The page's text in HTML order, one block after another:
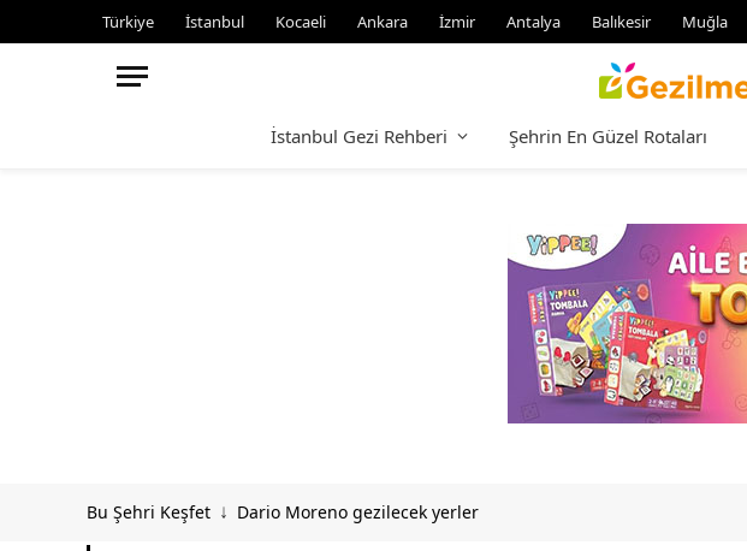
Türkiye İstanbul Kocaeli Ankara İzmir Antalya Balıkesir Muğla
İstanbul Gezi Rehberi Şehrin En Güzel Rotaları
Bu Şehri Keşfet ↓ Dario Moreno gezilecek yerler